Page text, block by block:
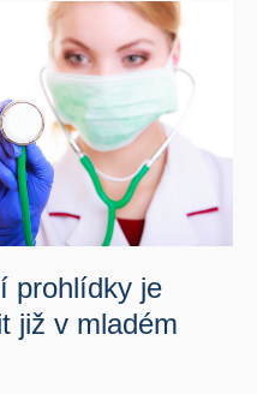
prohlídky je
již v mladém